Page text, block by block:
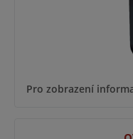
Pro zobrazení